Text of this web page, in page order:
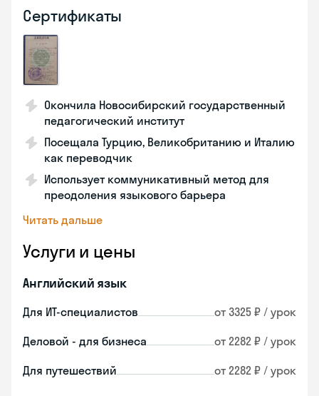
Сертификаты
Окончила Новосибирский государственный
педагогический институт
Посещала Турцию, Великобританию и Италию
как переводчик
Использует коммуникативный метод для
преодоления языкового барьера
Читать дальше
Услуги и цены
Английский язык
Для ИТ-специалистов от 3325 ₽ / урок
Деловой - для бизнеса от 2282 ₽ / урок
Для путешествий от 2282 ₽ / урок